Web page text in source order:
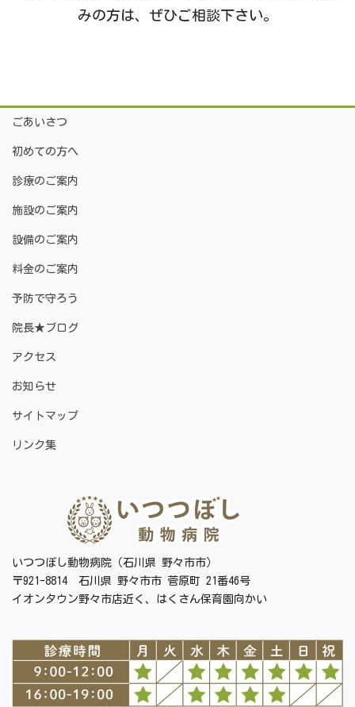
みの方は、ぜひご相談下さい。
ごあいさつ
初めての方へ
診療のご案内
施設のご案内
設備のご案内
料金のご案内
予防で守ろう
院長★ブログ
アクセス
お知らせ
サイトマップ
リンク集
いつつぼし動物病院（石川県 野々市市）
〒921-8814 石川県 野々市市 菅原町 21番46号
イオンタウン野々市店近く、はくさん保育園向かい